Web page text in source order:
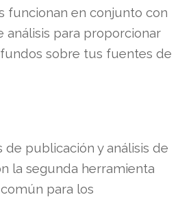
funcionan en conjunto con
análisis para proporcionar
sobre tus fuentes de
de publicación y análisis de
la segunda herramienta
para los